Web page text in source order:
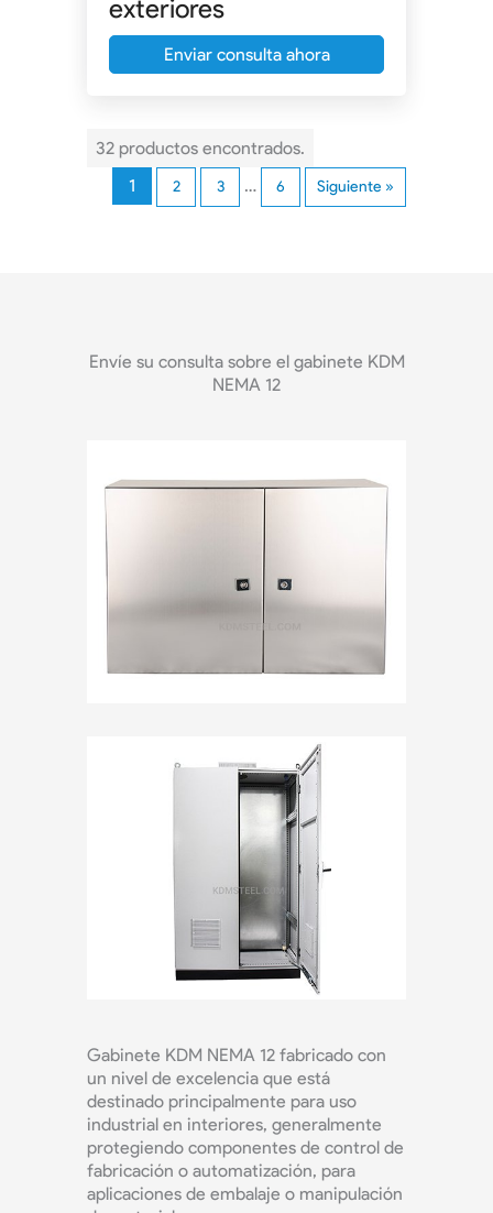
exteriores
Enviar consulta ahora
32 productos encontrados.
1
2 3 … 6 Siguiente »
Envíe su consulta sobre el gabinete KDM
NEMA 12
Gabinete KDM NEMA 12 fabricado con
un nivel de excelencia que está
destinado principalmente para uso
industrial en interiores, generalmente
protegiendo componentes de control de
fabricación o automatización, para
aplicaciones de embalaje o manipulación